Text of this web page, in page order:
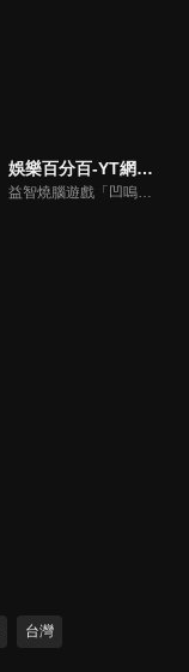
娛樂百分百-YT網路版
益智燒腦遊戲「凹嗚狼人殺」激發你的邏輯推理能力，偶像巨星雲集，全球娛樂資訊，一手掌握不脫節！2025全新升級改版，盡在《娛樂百分百-YT網路版》！
台灣